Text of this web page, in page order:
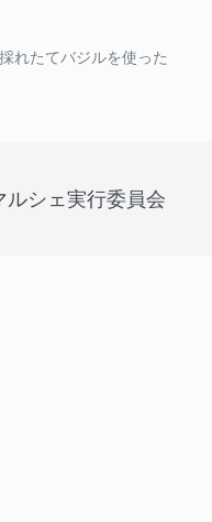
れたてバジルを使った
シェ実行委員会